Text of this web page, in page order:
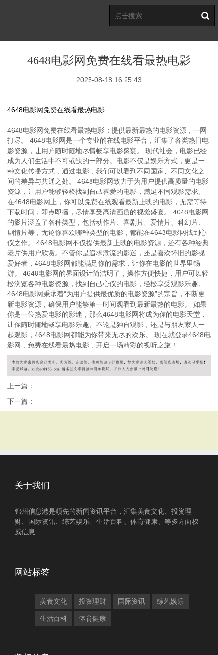
4648电影网免费在线看最热电影
2025-08-18 16:25:43
4648电影网免费在线看最热电影
4648电影网免费在线看最热电影：提供最新最热的电影资源，一网
打尽。 4648电影网是一个专业的在线电影平台，汇集了各类热门电
影资源，让用户随时随地尽情畅享电影盛宴。 现代社会，电影已经
成为人们生活中不可或缺的一部分。电影不仅是娱乐方式，更是一
种文化传播方式，通过电影，我们可以看到不同国家、不同文化之
间的差异与共通之处。 4648电影网致力于为用户提供高质量的电影
资源，让用户能够轻松找到自己喜爱的电影，满足不同观影需求。
在4648电影网上，你可以免费在线观看最新上映的电影，无需等待
下载时间，即点即播，尽情享受高清画质的视觉盛宴。 4648电影网
的影片涵盖了各种类型，包括动作片、喜剧片、爱情片、科幻片、
剧情片等，无论你喜欢哪种类型的电影，都能在4648电影网找到心
仪之作。 4648电影网不仅提供最新上映的电影资源，还有各种经典
老片供用户欣赏。不管你是追求潮流的影迷，还是喜欢怀旧的影视
爱好者，4648电影网都能满足你的需求，让你在电影的世界里畅
游。 4648电影网的界面设计简洁明了，操作方便快捷，用户可以轻
松浏览各种电影资源，找到自己心仪的电影，轻松享受观影乐趣。
4648电影网秉承着“为用户提供最优质的电影资源”的宗旨，不断更
新电影资源，确保用户能够第一时间观看到最新最热的电影。 如果
你是一位热爱电影的影迷，那么4648电影网将成为你的电影天堂，
让你随时随地畅享电影乐趣。不论是独自观影，还是与朋友家人一
起观影，4648电影网都能为你带来无尽的欢乐。 现在就登录4648电
影网，免费在线看最热电影，开启一场精彩的视听之旅！
上一篇：
下一篇：
关于我们
锦州信息港是领先的新闻资讯平台，汇集美食文化、投资理
财、国际资讯、综艺娱乐、生活百科、体育健康、等多方面权
威信息
网站标签
美食文化 投资理财 国际资讯 综艺娱乐
生活百科 体育健康